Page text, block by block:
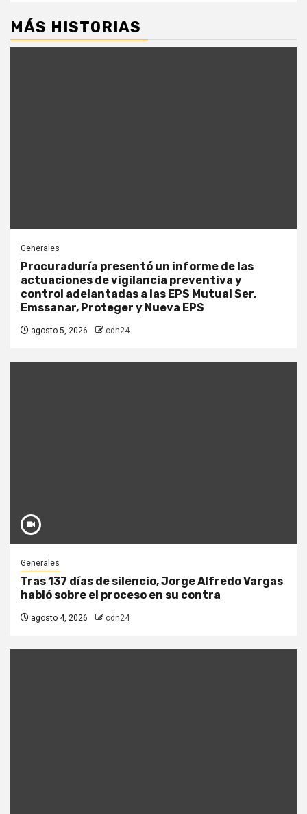
MÁS HISTORIAS
Generales
Procuraduría presentó un informe de las
actuaciones de vigilancia preventiva y
control adelantadas a las EPS Mutual Ser,
Emssanar, Proteger y Nueva EPS
agosto 5, 2026 cdn24
Generales
Tras 137 días de silencio, Jorge Alfredo Vargas
habló sobre el proceso en su contra
agosto 4, 2026 cdn24